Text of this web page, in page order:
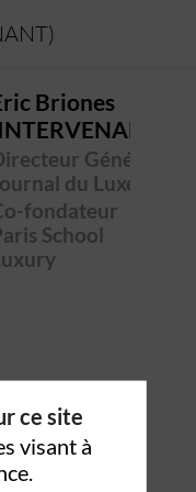
Briones
Général
du Luxe
fondateur
School
ce site
visant à